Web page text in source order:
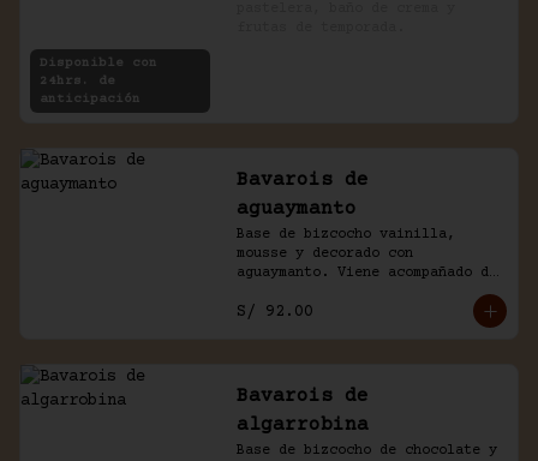
Disponible con
24hrs. de
anticipación
Bavarois de
aguaymanto
Base de bizcocho vainilla,
mousse y decorado con
aguaymanto. Viene acompañado de
S/ 92.00
Bavarois de
algarrobina
Base de bizcocho de chocolate y